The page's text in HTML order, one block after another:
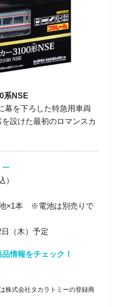
系NSE
幕を下ろした特急用車両
設けた最初のロマンスカ
ー
）
池×1本 ※電池は別売りで
日（木）予定
情報をチェック！
式会社タカラトミーの登録商